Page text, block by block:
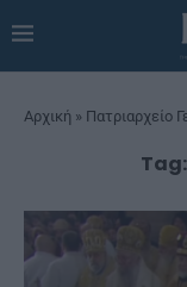
Αρχική » Πατριαρχείο
Tag: